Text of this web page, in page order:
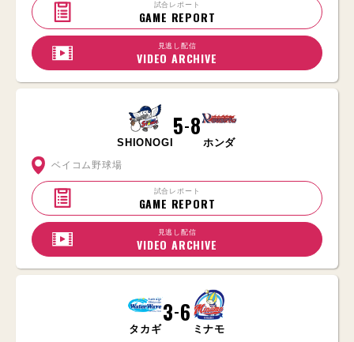
試合レポート
GAME REPORT
見逃し配信
VIDEO ARCHIVE
SHIONOGI
5-8
ホンダ
ベイコム野球場
試合レポート
GAME REPORT
見逃し配信
VIDEO ARCHIVE
タカギ
3-6
ミナモ